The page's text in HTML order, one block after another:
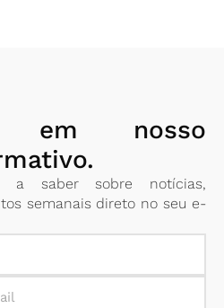
em nosso
a saber sobre notícias,
semanais direto no seu e-